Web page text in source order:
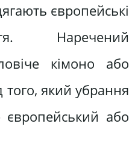
європейські
Наречений
кімоно або
того, який убрання
або